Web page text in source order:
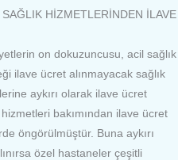
SAĞLIK HİZMETLERİNDEN İLAVE
on dokuzuncusu, acil sağlık
ilave ücret alınmayacak sağlık
aykırı olarak ilave ücret
hizmetleri bakımından ilave ücret
öngörülmüştür. Buna aykırı
özel hastaneler çeşitli